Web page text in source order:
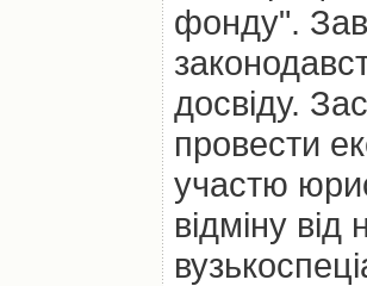
фонду".
досвіду.
провести
участю
відміну